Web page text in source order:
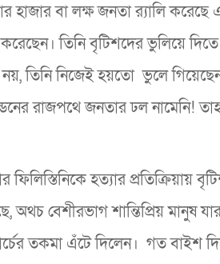
বা লক্ষ জনতা র‌্যালি করেছে
তিনি বৃটিশদের ভুলিয়ে
তিনি নিজেই হয়তো ভুলে
রাজপথে জনতার ঢল নামেনি!
হত্যার প্রতিক্রিয়ায়
বেশীরভাগ শান্তিপ্রিয় মানুষ
তকমা এঁটে দিলেন। গত বাইশ